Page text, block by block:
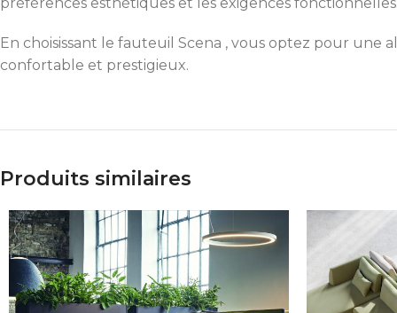
En choisissant le fauteuil Scena , vous optez pour
confortable et prestigieux.
Produits similaires